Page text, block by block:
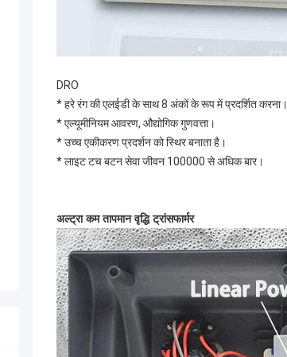
DRO
* हरे रंग की एलईडी के साथ 8 अंकों के रूप में प्रदर्शित करना।
* एल्यूमीनियम आवरण, औद्योगिक गुणवत्ता।
* उच्च एकीकरण प्रदर्शन को स्थिर बनाता है।
* लाइट टच बटन सेवा जीवन 100000 से अधिक बार।
अल्ट्रा कम तापमान वृद्धि ट्रांसफार्मर